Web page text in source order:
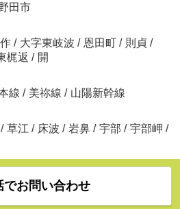
田市
/ 大字東岐波 / 恩田町 / 則貞 /
梶返 / 開
線 / 美祢線 / 山陽新幹線
/ 草江 / 床波 / 岩鼻 / 宇部 / 宇部岬 /
でお問い合わせ